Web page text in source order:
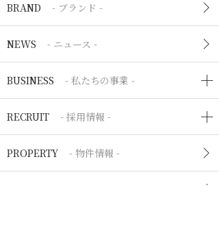
BRAND - ブランド -
NEWS - ニュース -
BUSINESS - 私たちの事業 -
RECRUIT - 採用情報 -
PROPERTY - 物件情報 -